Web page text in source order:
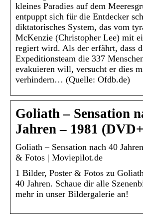
kleines Paradies auf dem
entpuppt sich für die Entdecker
diktatorisches System, das vom
McKenzie (Christopher Lee) mit
regiert wird. Als der erfährt, dass
Expeditionsteam die 337
evakuieren will, versucht er dies
verhindern… (Quelle: Ofdb.de)
Goliath – Sensation
Jahren – 1981
Goliath – Sensation nach 40
& Fotos | Moviepilot.de
1 Bilder, Poster & Fotos zu
40 Jahren. Schaue dir alle
mehr in unser Bildergalerie an!